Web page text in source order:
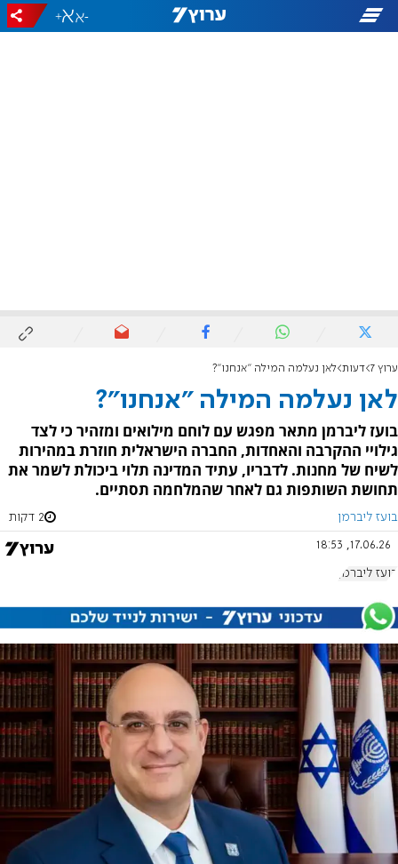
-
+
ערוץ 7 דעות לאן נעלמה המילה "אנחנו"?
לאן נעלמה המילה "אנחנו"?
בועז ליברמן מתאר מפגש עם לוחם מילואים ומזהיר כי לצד
גילויי ההקרבה והאחדות, החברה הישראלית חוזרת במהירות
לשיח של מחנות. לדבריו, עתיד המדינה תלוי ביכולת לשמר את
תחושת השותפות גם לאחר שהמלחמה תסתיים.
בועז ליברמן 2 דקות
17.06.26, 18:53
בועז ליברמן